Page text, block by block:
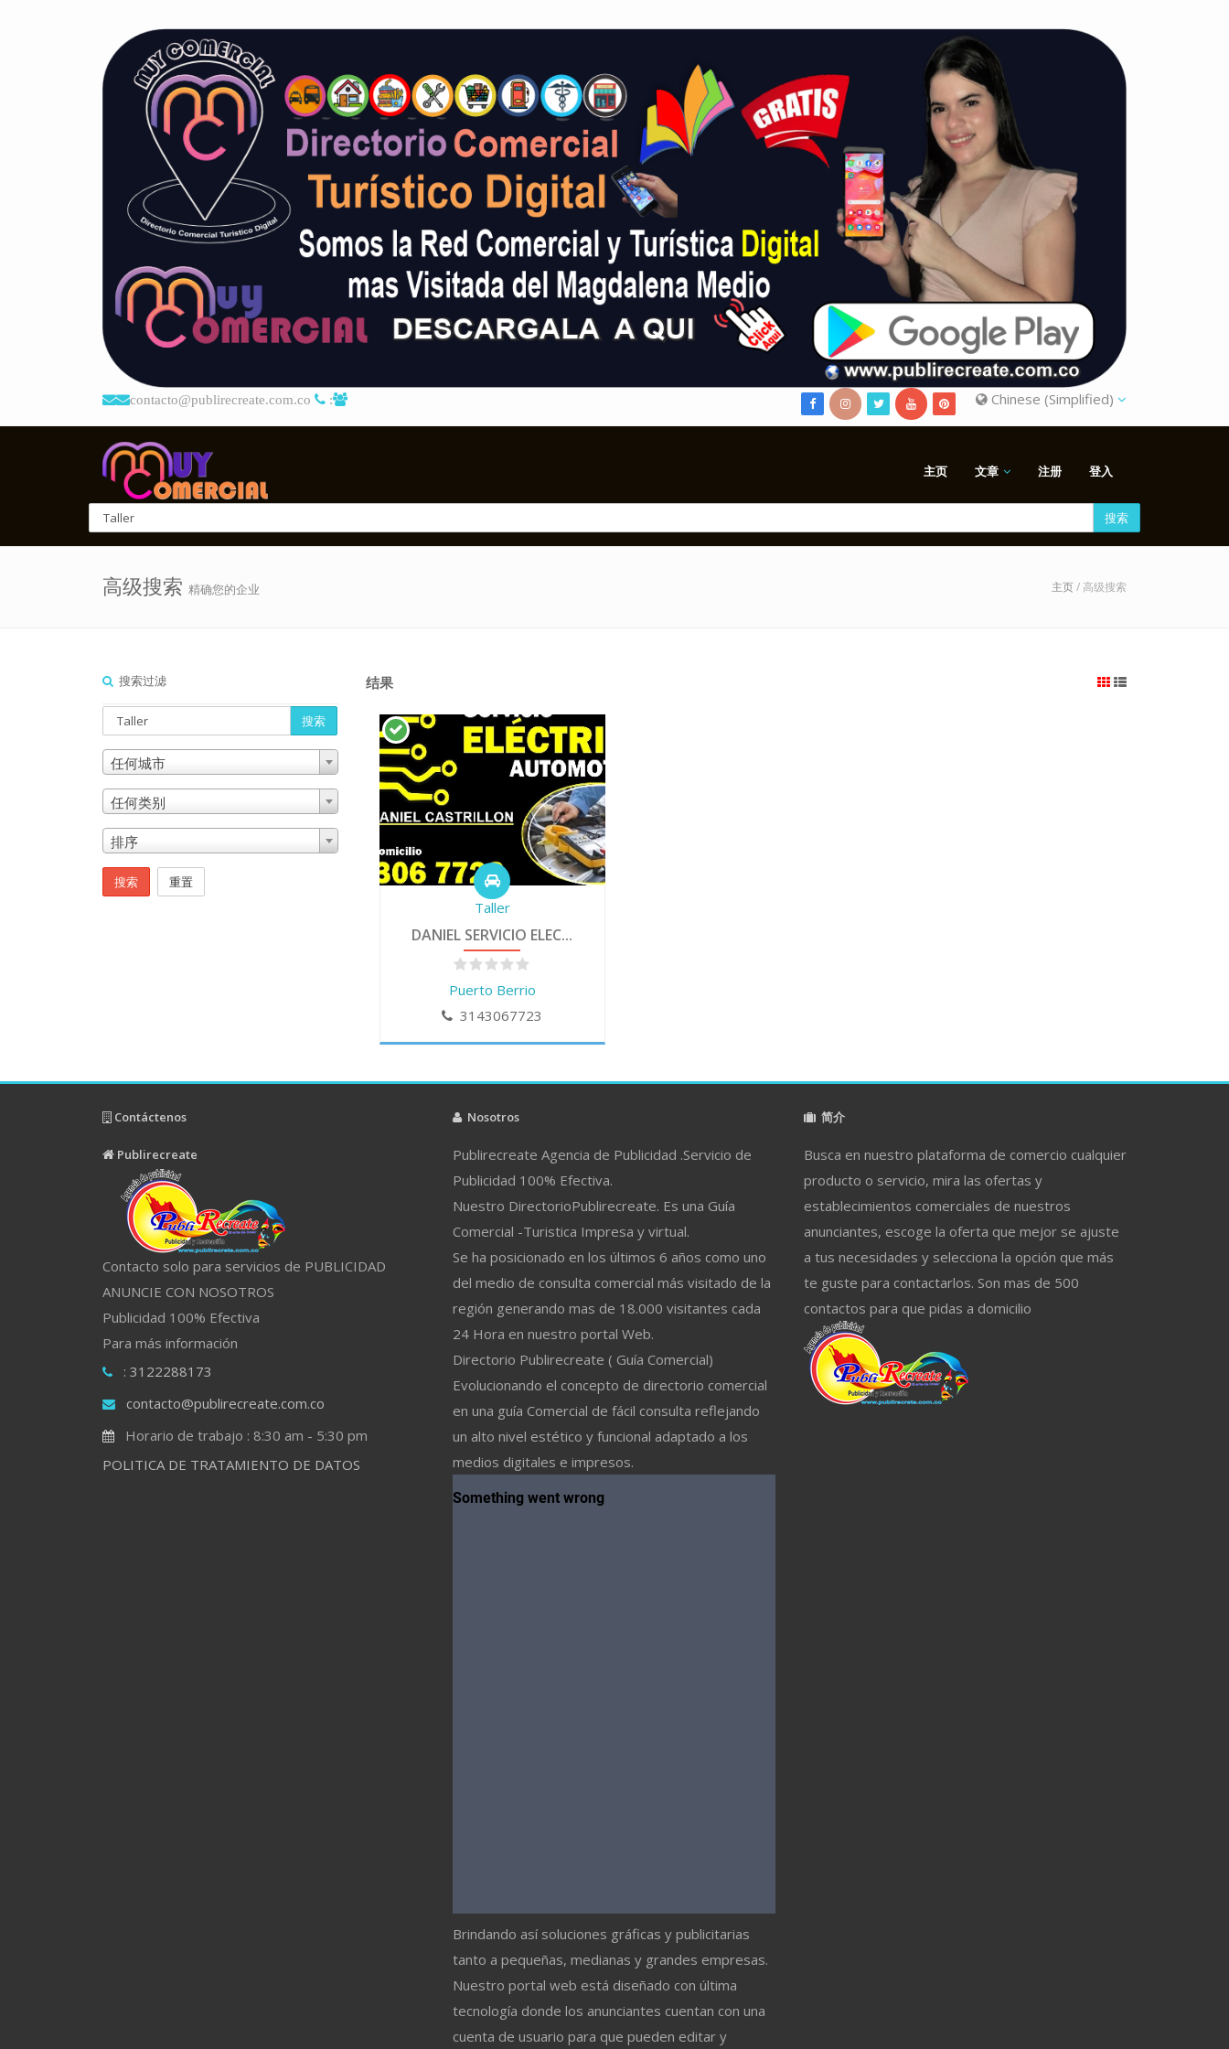
contacto@publirecreate.com.co : Chinese (Simplified)
主页 文章 注册 登入
搜索
高级搜索 精确您的企业 主页/ 高级搜索
搜索过滤
搜索
任何城市
任何类别
排序
搜索 重置
结果
Taller
DANIEL SERVICIO ELEC...
Puerto Berrio
3143067723
Contáctenos
Publirecreate
Contacto solo para servicios de PUBLICIDAD
ANUNCIE CON NOSOTROS
Publicidad 100% Efectiva
Para más información
: 3122288173
contacto@publirecreate.com.co
Horario de trabajo : 8:30 am - 5:30 pm
POLITICA DE TRATAMIENTO DE DATOS
Nosotros
Publirecreate Agencia de Publicidad .Servicio de
Publicidad 100% Efectiva.
Nuestro DirectorioPublirecreate. Es una Guía
Comercial -Turistica Impresa y virtual.
Se ha posicionado en los últimos 6 años como uno
del medio de consulta comercial más visitado de la
región generando mas de 18.000 visitantes cada
24 Hora en nuestro portal Web.
Directorio Publirecreate ( Guía Comercial)
Evolucionando el concepto de directorio comercial
en una guía Comercial de fácil consulta reflejando
un alto nivel estético y funcional adaptado a los
medios digitales e impresos.
Brindando así soluciones gráficas y publicitarias
tanto a pequeñas, medianas y grandes empresas.
Nuestro portal web está diseñado con última
tecnología donde los anunciantes cuentan con una
cuenta de usuario para que pueden editar y
简介
Busca en nuestro plataforma de comercio cualquier
producto o servicio, mira las ofertas y
establecimientos comerciales de nuestros
anunciantes, escoge la oferta que mejor se ajuste
a tus necesidades y selecciona la opción que más
te guste para contactarlos. Son mas de 500
contactos para que pidas a domicilio